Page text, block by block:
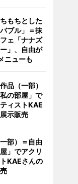
もちとした
ブル」＝抹
ェ「ナナズ
」、自由が
ニューも
品（一部）
の部屋」で
ィストKAE
示販売
部）＝自由
」でアクリ
KAEさんの